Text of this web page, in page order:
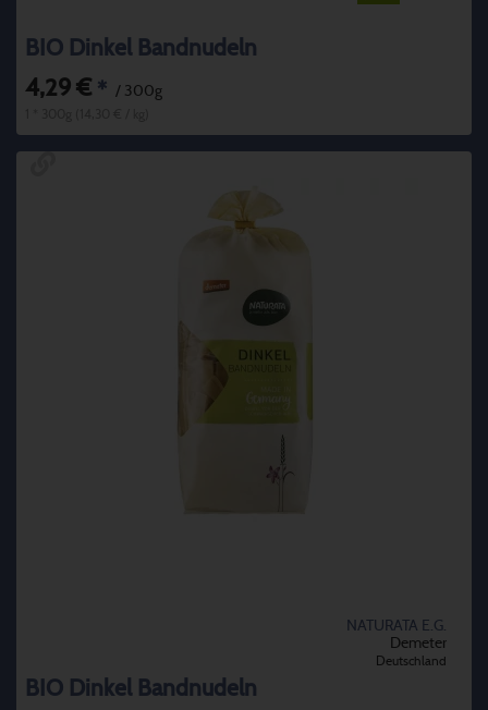
BIO Dinkel Bandnudeln
4,29 € * / 300g
NATURATA E.G.
Demeter
Deutschland
BIO Dinkel Bandnudeln